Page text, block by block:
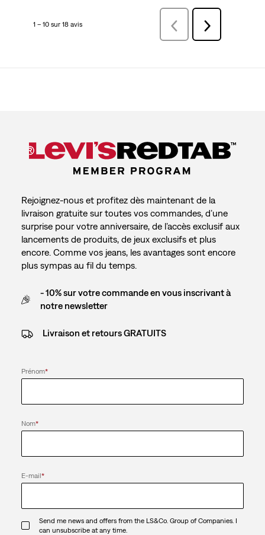
1 – 10 sur 18 avis PrécédentavisSuivant
Rejoignez-nous et profitez dès maintenant de la
livraison gratuite sur toutes vos commandes, d’une
surprise pour votre anniversaire, de l’accès exclusif aux
lancements de produits, de jeux exclusifs et plus
encore. Comme vos jeans, les avantages sont encore
plus sympas au fil du temps.
- 10% sur votre commande en vous inscrivant à
notre newsletter
Livraison et retours GRATUITS
Prénom*
Nom*
E-mail*
Send me news and offers from the LS&Co. Group of Companies. I
can unsubscribe at any time.